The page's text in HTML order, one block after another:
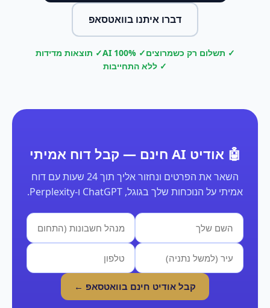
דברו איתנו בוואטסאפ
✓ תשלום רק כשמרוצים✓ 100% AI
✓ תוצאות מדידות
✓ ללא התחייבות
🤖 אודיט AI חינם — קבל דוח אמיתי
השאר את הפרטים ונחזור אליך תוך 24 שעות עם דוח
אמיתי על הנוכחות שלך בגוגל, ChatGPT ו-Perplexity.
קבל אודיט חינם בוואטסאפ ←